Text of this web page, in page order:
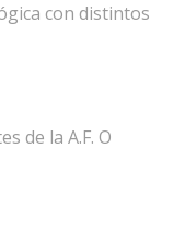
con distintos
de la A.F. O